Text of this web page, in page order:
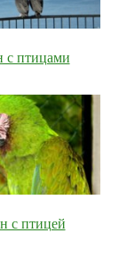
с птицами
с птицей